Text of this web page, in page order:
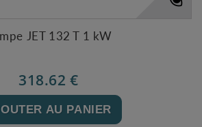
JET 132 T 1 kW
318.62 €
AU PANIER